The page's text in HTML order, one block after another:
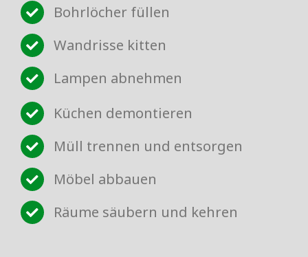
Bohrlöcher füllen
Wandrisse kitten
Lampen abnehmen
Küchen demontieren
Müll trennen und entsorgen
Möbel abbauen
Räume säubern und kehren